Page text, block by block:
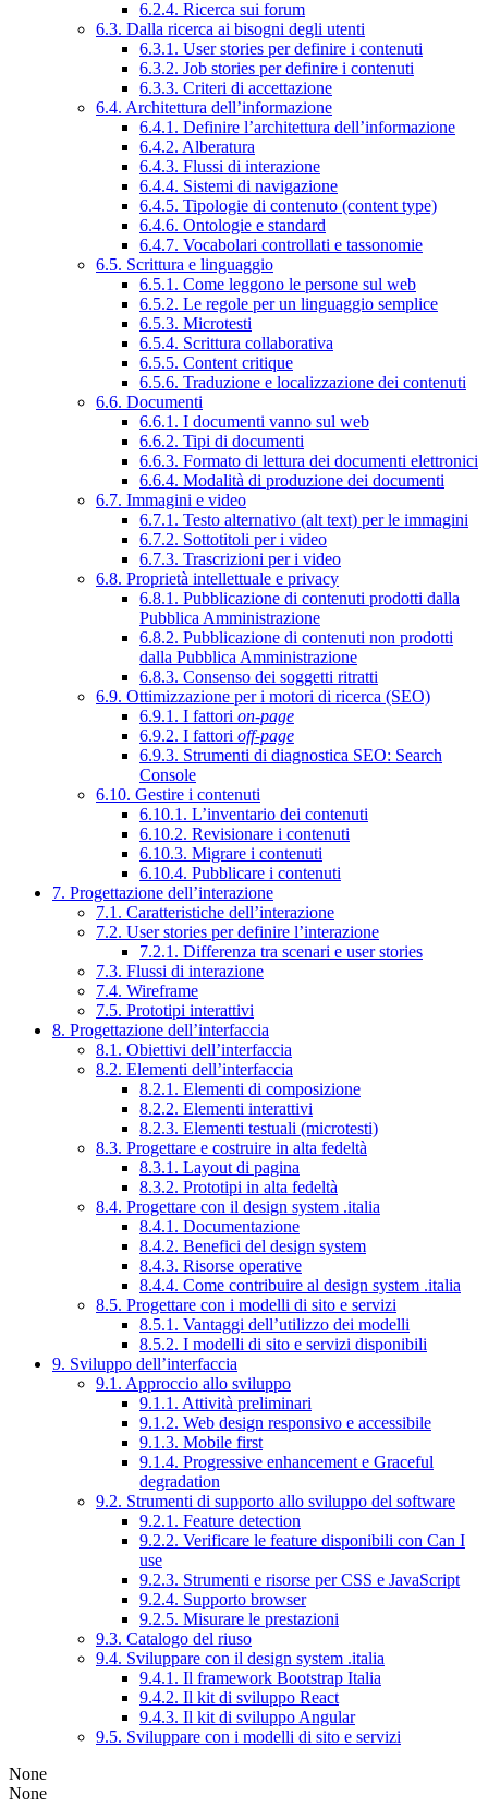
6.2.4. Ricerca sui forum
6.3. Dalla ricerca ai bisogni degli utenti
6.3.1. User stories per definire i contenuti
6.3.2. Job stories per definire i contenuti
6.3.3. Criteri di accettazione
6.4. Architettura dell’informazione
6.4.1. Definire l’architettura dell’informazione
6.4.2. Alberatura
6.4.3. Flussi di interazione
6.4.4. Sistemi di navigazione
6.4.5. Tipologie di contenuto (content type)
6.4.6. Ontologie e standard
6.4.7. Vocabolari controllati e tassonomie
6.5. Scrittura e linguaggio
6.5.1. Come leggono le persone sul web
6.5.2. Le regole per un linguaggio semplice
6.5.3. Microtesti
6.5.4. Scrittura collaborativa
6.5.5. Content critique
6.5.6. Traduzione e localizzazione dei contenuti
6.6. Documenti
6.6.1. I documenti vanno sul web
6.6.2. Tipi di documenti
6.6.3. Formato di lettura dei documenti elettronici
6.6.4. Modalità di produzione dei documenti
6.7. Immagini e video
6.7.1. Testo alternativo (alt text) per le immagini
6.7.2. Sottotitoli per i video
6.7.3. Trascrizioni per i video
6.8. Proprietà intellettuale e privacy
6.8.1. Pubblicazione di contenuti prodotti dalla
Pubblica Amministrazione
6.8.2. Pubblicazione di contenuti non prodotti
dalla Pubblica Amministrazione
6.8.3. Consenso dei soggetti ritratti
6.9. Ottimizzazione per i motori di ricerca (SEO)
6.9.1. I fattori on-page
6.9.2. I fattori off-page
6.9.3. Strumenti di diagnostica SEO: Search
Console
6.10. Gestire i contenuti
6.10.1. L’inventario dei contenuti
6.10.2. Revisionare i contenuti
6.10.3. Migrare i contenuti
6.10.4. Pubblicare i contenuti
7. Progettazione dell’interazione
7.1. Caratteristiche dell’interazione
7.2. User stories per definire l’interazione
7.2.1. Differenza tra scenari e user stories
7.3. Flussi di interazione
7.4. Wireframe
7.5. Prototipi interattivi
8. Progettazione dell’interfaccia
8.1. Obiettivi dell’interfaccia
8.2. Elementi dell’interfaccia
8.2.1. Elementi di composizione
8.2.2. Elementi interattivi
8.2.3. Elementi testuali (microtesti)
8.3. Progettare e costruire in alta fedeltà
8.3.1. Layout di pagina
8.3.2. Prototipi in alta fedeltà
8.4. Progettare con il design system .italia
8.4.1. Documentazione
8.4.2. Benefici del design system
8.4.3. Risorse operative
8.4.4. Come contribuire al design system .italia
8.5. Progettare con i modelli di sito e servizi
8.5.1. Vantaggi dell’utilizzo dei modelli
8.5.2. I modelli di sito e servizi disponibili
9. Sviluppo dell’interfaccia
9.1. Approccio allo sviluppo
9.1.1. Attività preliminari
9.1.2. Web design responsivo e accessibile
9.1.3. Mobile first
9.1.4. Progressive enhancement e Graceful
degradation
9.2. Strumenti di supporto allo sviluppo del software
9.2.1. Feature detection
9.2.2. Verificare le feature disponibili con Can I
use
9.2.3. Strumenti e risorse per CSS e JavaScript
9.2.4. Supporto browser
9.2.5. Misurare le prestazioni
9.3. Catalogo del riuso
9.4. Sviluppare con il design system .italia
9.4.1. Il framework Bootstrap Italia
9.4.2. Il kit di sviluppo React
9.4.3. Il kit di sviluppo Angular
9.5. Sviluppare con i modelli di sito e servizi
None
None